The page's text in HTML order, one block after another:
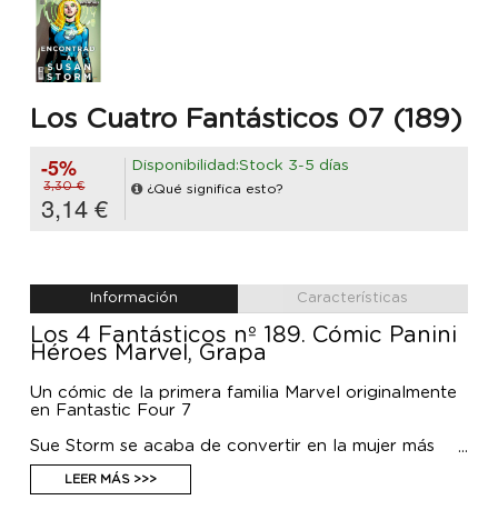
Los Cuatro Fantásticos 07 (189)
-5%
3,30 €
3,14 €
Disponibilidad:Stock 3-5 días
¿Qué significa esto?
Información Características
Los 4 Fantásticos nº 189. Cómic Panini
Héroes Marvel, Grapa
Un cómic de la primera familia Marvel originalmente
en Fantastic Four 7
Sue Storm se acaba de convertir en la mujer más
buscada del Universo. Ella y el planeta Tierra son
ahora objetivos de una invasión. Llega la hora de
construir una nueva nave para viajar a lo
LEER MÁS >>>